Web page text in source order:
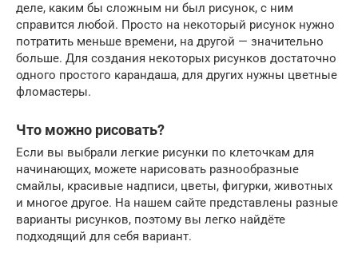
деле, каким бы сложным ни был рисунок, с ним
справится любой. Просто на некоторый рисунок нужно
потратить меньше времени, на другой — значительно
больше. Для создания некоторых рисунков достаточно
одного простого карандаша, для других нужны цветные
фломастеры.
Что можно рисовать?
Если вы выбрали легкие рисунки по клеточкам для
начинающих, можете нарисовать разнообразные
смайлы, красивые надписи, цветы, фигурки, животных
и многое другое. На нашем сайте представлены разные
варианты рисунков, поэтому вы легко найдёте
подходящий для себя вариант.